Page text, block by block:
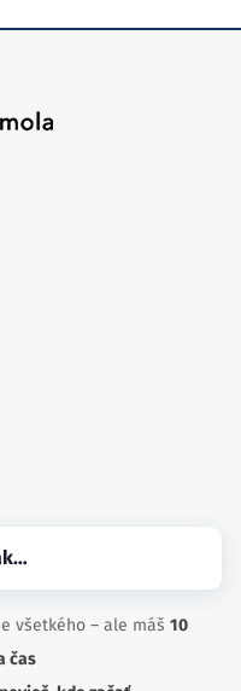
všetkého – ale máš 10
čas